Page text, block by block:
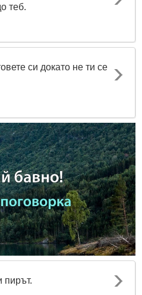
теб.
си докато не ти се
пирът.